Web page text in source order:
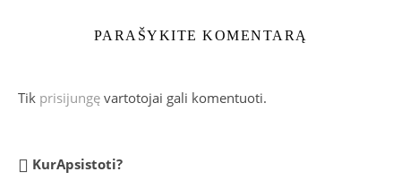
PARAŠYKITE KOMENTARĄ
Tik prisijungę vartotojai gali komentuoti.
KurApsistoti?